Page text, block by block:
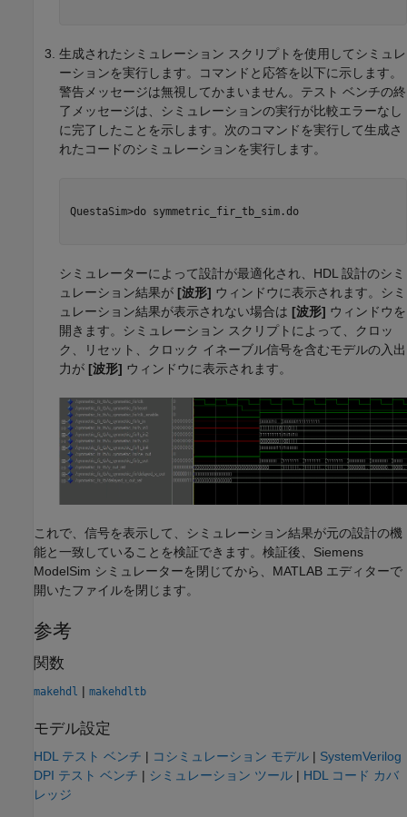
生成されたシミュレーション スクリプトを使用してシミュレ
ーションを実行します。コマンドと応答を以下に示します。
警告メッセージは無視してかまいません。テスト ベンチの終
了メッセージは、シミュレーションの実行が比較エラーなし
に完了したことを示します。次のコマンドを実行して生成さ
れたコードのシミュレーションを実行します。
QuestaSim>do symmetric_fir_tb_sim.do
シミュレーターによって設計が最適化され、HDL 設計のシミ
ュレーション結果が [波形] ウィンドウに表示されます。シミ
ュレーション結果が表示されない場合は [波形] ウィンドウを
開きます。シミュレーション スクリプトによって、クロッ
ク、リセット、クロック イネーブル信号を含むモデルの入出
力が [波形] ウィンドウに表示されます。
これで、信号を表示して、シミュレーション結果が元の設計の機
能と一致していることを検証できます。検証後、 Siemens
ModelSim シミュレーターを閉じてから、MATLAB エディターで
開いたファイルを閉じます。
参考
関数
makehdl | makehdltb
モデル設定
HDL テスト ベンチ | コシミュレーション モデル | SystemVerilog
DPI テスト ベンチ | シミュレーション ツール | HDL コード カバ
レッジ